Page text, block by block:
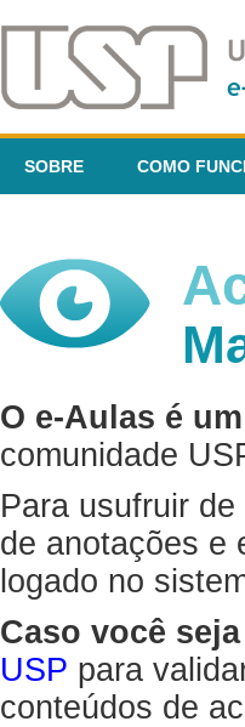
SOBRE COMO
O e-Aulas é
comunidade
Para usufruir
de anotações e
logado no
Caso você
USP para
conteúdos de